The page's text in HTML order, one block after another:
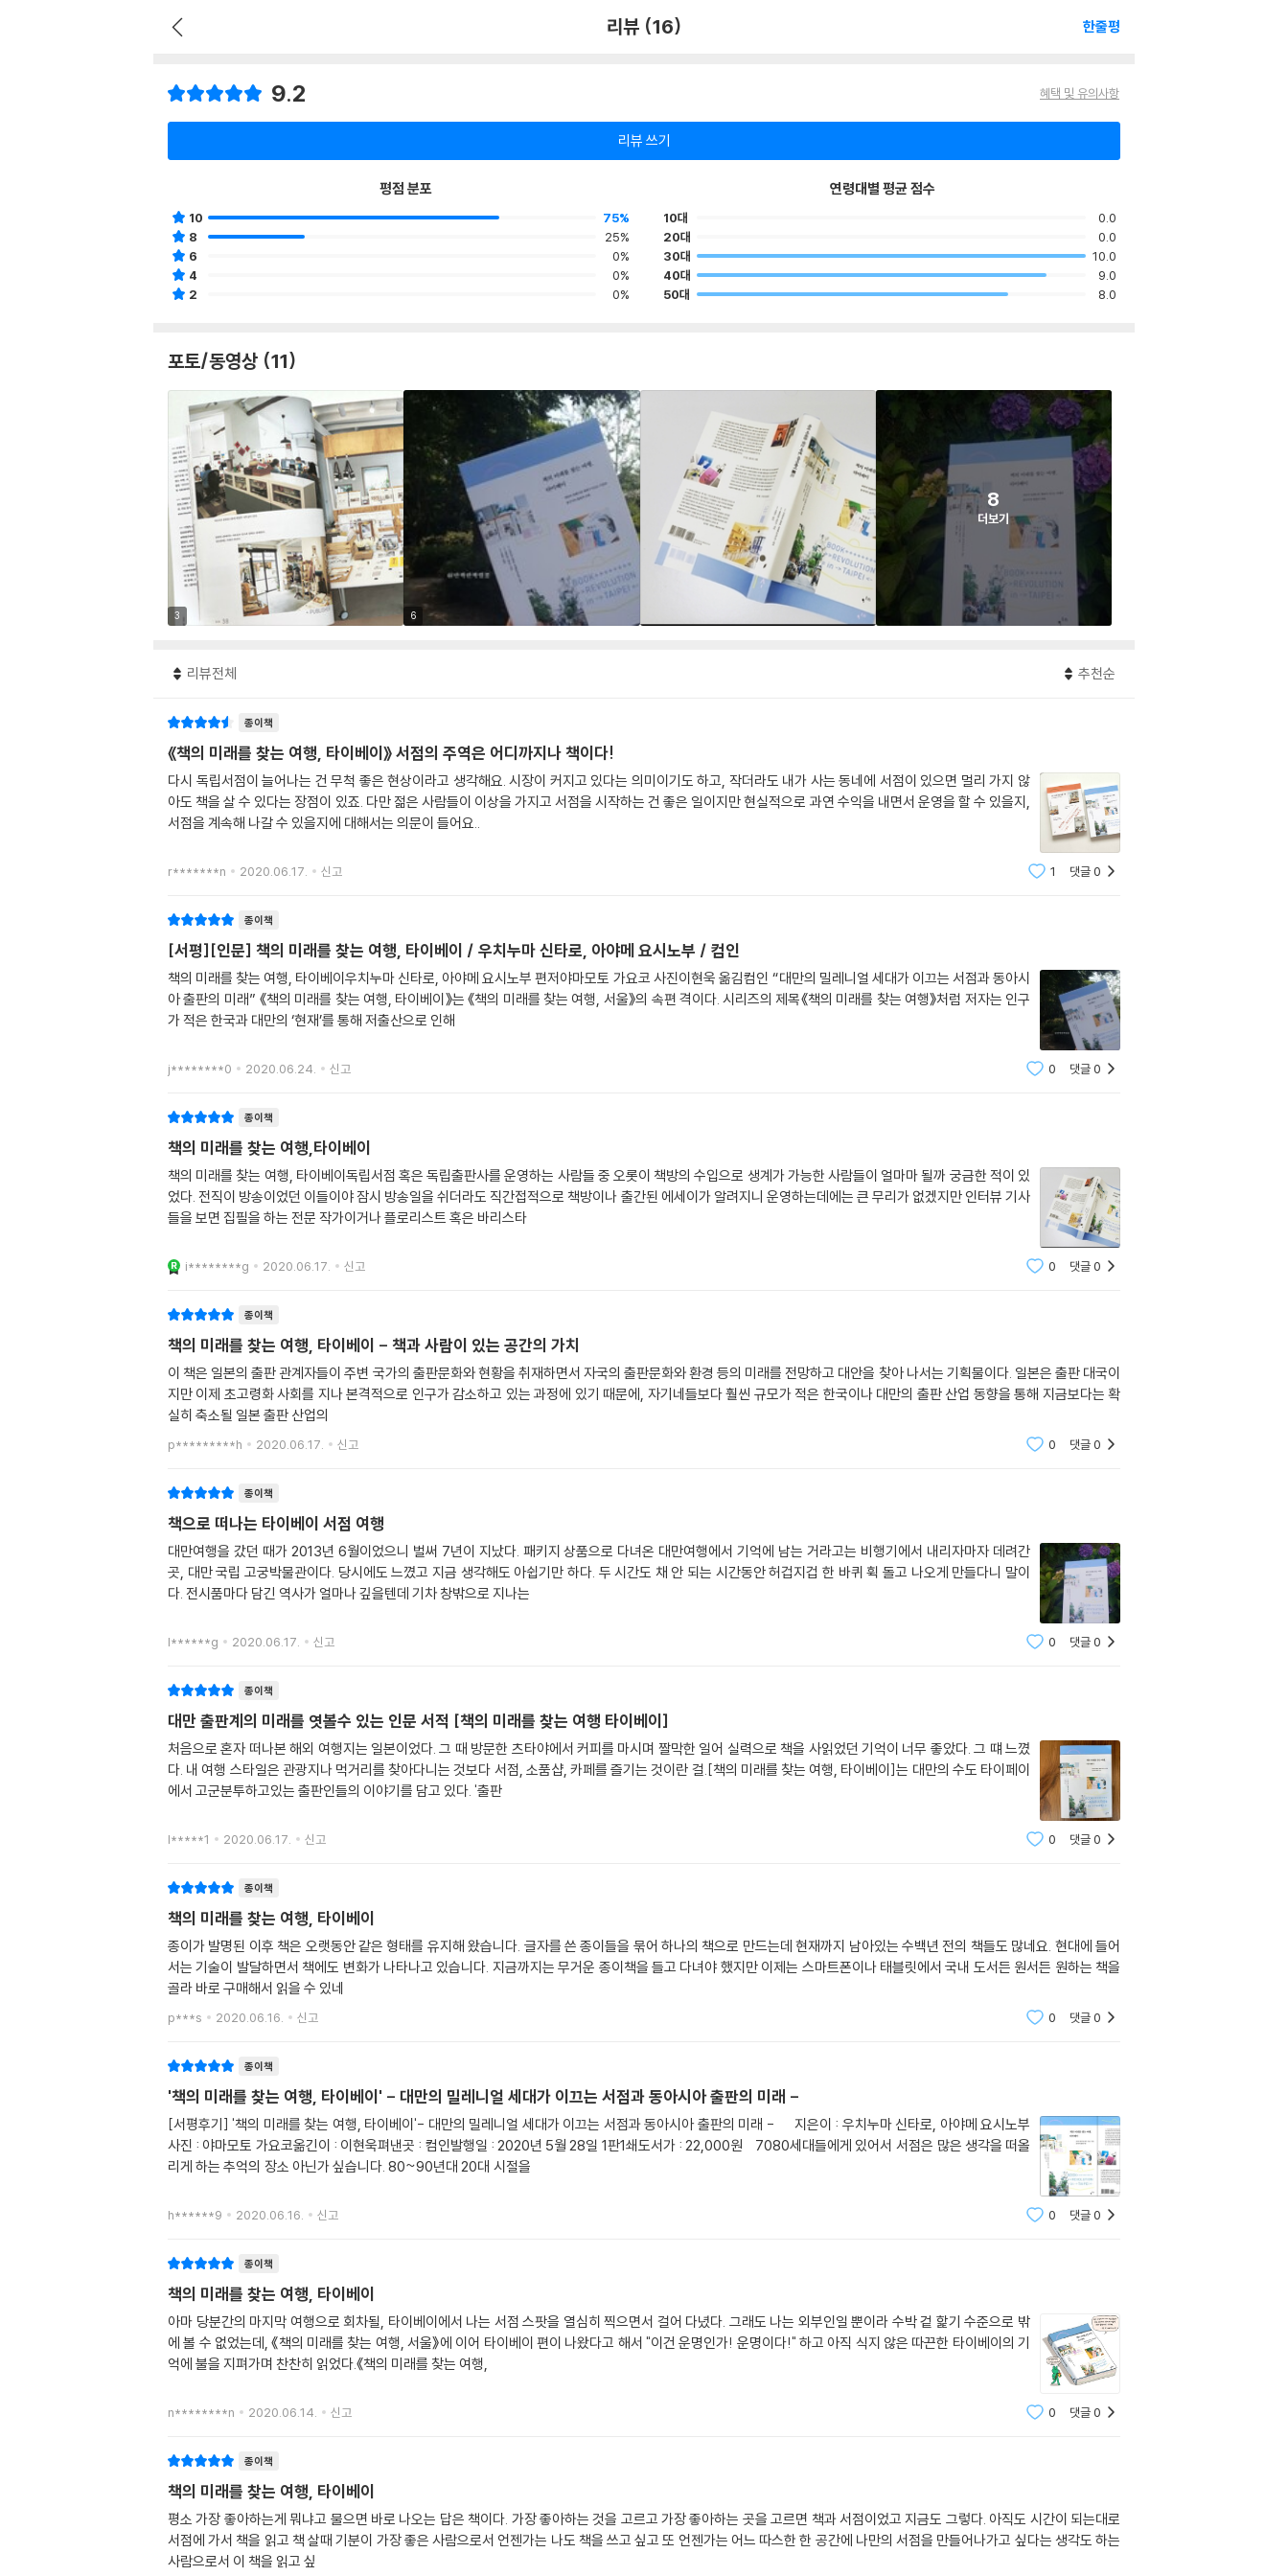
리뷰 (16) 한줄평
9.2 혜택 및 유의사항
리뷰 쓰기
평점 분포
10
75%
8
25%
6
0%
4
0%
2
0%
연령대별 평균 점수
10대
0.0
20대
0.0
30대
10.0
40대
9.0
50대
8.0
포토/동영상 (11)
3 6
8
더보기
리뷰전체 추천순
종이책
《책의 미래를 찾는 여행, 타이베이》 서점의 주역은 어디까지나 책이다!
다시 독립서점이 늘어나는 건 무척 좋은 현상이라고 생각해요. 시장이 커지고 있다는 의미이기도 하고, 작더라도 내가 사는 동네에 서점이 있으면 멀리 가지 않
아도 책을 살 수 있다는 장점이 있죠. 다만 젊은 사람들이 이상을 가지고 서점을 시작하는 건 좋은 일이지만 현실적으로 과연 수익을 내면서 운영을 할 수 있을지,
서점을 계속해 나갈 수 있을지에 대해서는 의문이 들어요..
r*******n 2020.06.17. 신고 1 댓글0
종이책
[서평][인문] 책의 미래를 찾는 여행, 타이베이 / 우치누마 신타로, 아야메 요시노부 / 컴인
책의 미래를 찾는 여행, 타이베이우치누마 신타로, 아야메 요시노부 편저야마모토 가요코 사진이현욱 옮김컴인 “대만의 밀레니얼 세대가 이끄는 서점과 동아시
아 출판의 미래” 《책의 미래를 찾는 여행, 타이베이》는 《책의 미래를 찾는 여행, 서울》의 속편 격이다. 시리즈의 제목《책의 미래를 찾는 여행》처럼 저자는 인구
가 적은 한국과 대만의 ‘현재’를 통해 저출산으로 인해
j********0 2020.06.24. 신고 0 댓글0
종이책
책의 미래를 찾는 여행,타이베이
책의 미래를 찾는 여행, 타이베이독립서점 혹은 독립출판사를 운영하는 사람들 중 오롯이 책방의 수입으로 생계가 가능한 사람들이 얼마마 될까 궁금한 적이 있
었다. 전직이 방송이었던 이들이야 잠시 방송일을 쉬더라도 직간접적으로 책방이나 출간된 에세이가 알려지니 운영하는데에는 큰 무리가 없겠지만 인터뷰 기사
들을 보면 집필을 하는 전문 작가이거나 플로리스트 혹은 바리스타
i********g 2020.06.17. 신고 0 댓글0
종이책
책의 미래를 찾는 여행, 타이베이 - 책과 사람이 있는 공간의 가치
이 책은 일본의 출판 관계자들이 주변 국가의 출판문화와 현황을 취재하면서 자국의 출판문화와 환경 등의 미래를 전망하고 대안을 찾아 나서는 기획물이다. 일본은 출판 대국이
지만 이제 초고령화 사회를 지나 본격적으로 인구가 감소하고 있는 과정에 있기 때문에, 자기네들보다 훨씬 규모가 적은 한국이나 대만의 출판 산업 동향을 통해 지금보다는 확
실히 축소될 일본 출판 산업의
p*********h 2020.06.17. 신고 0 댓글0
종이책
책으로 떠나는 타이베이 서점 여행
대만여행을 갔던 때가 2013년 6월이었으니 벌써 7년이 지났다. 패키지 상품으로 다녀온 대만여행에서 기억에 남는 거라고는 비행기에서 내리자마자 데려간
곳, 대만 국립 고궁박물관이다. 당시에도 느꼈고 지금 생각해도 아쉽기만 하다. 두 시간도 채 안 되는 시간동안 허겁지겁 한 바퀴 휙 돌고 나오게 만들다니 말이
다. 전시품마다 담긴 역사가 얼마나 깊을텐데 기차 창밖으로 지나는
l******g 2020.06.17. 신고 0 댓글0
종이책
대만 출판계의 미래를 엿볼수 있는 인문 서적 [책의 미래를 찾는 여행 타이베이]
처음으로 혼자 떠나본 해외 여행지는 일본이었다. 그 때 방문한 츠타야에서 커피를 마시며 짤막한 일어 실력으로 책을 사읽었던 기억이 너무 좋았다. 그 떄 느꼈
다. 내 여행 스타일은 관광지나 먹거리를 찾아다니는 것보다 서점, 소품샵, 카페를 즐기는 것이란 걸.[책의 미래를 찾는 여행, 타이베이]는 대만의 수도 타이페이
에서 고군분투하고있는 출판인들의 이야기를 담고 있다. '출판
l*****1 2020.06.17. 신고 0 댓글0
종이책
책의 미래를 찾는 여행, 타이베이
종이가 발명된 이후 책은 오랫동안 같은 형태를 유지해 왔습니다. 글자를 쓴 종이들을 묶어 하나의 책으로 만드는데 현재까지 남아있는 수백년 전의 책들도 많네요. 현대에 들어
서는 기술이 발달하면서 책에도 변화가 나타나고 있습니다. 지금까지는 무거운 종이책을 들고 다녀야 했지만 이제는 스마트폰이나 태블릿에서 국내 도서든 원서든 원하는 책을
골라 바로 구매해서 읽을 수 있네
p***s 2020.06.16. 신고 0 댓글0
종이책
'책의 미래를 찾는 여행, 타이베이' - 대만의 밀레니얼 세대가 이끄는 서점과 동아시아 출판의 미래 -
[서평후기] '책의 미래를 찾는 여행, 타이베이'- 대만의 밀레니얼 세대가 이끄는 서점과 동아시아 출판의 미래 - 지은이 : 우치누마 신타로, 아야메 요시노부
사진 : 야마모토 가요코옮긴이 : 이현욱펴낸곳 : 컴인발행일 : 2020년 5월 28일 1판1쇄도서가 : 22,000원 7080세대들에게 있어서 서점은 많은 생각을 떠올
리게 하는 추억의 장소 아닌가 싶습니다. 80~90년대 20대 시절을
h******9 2020.06.16. 신고 0 댓글0
종이책
책의 미래를 찾는 여행, 타이베이
아마 당분간의 마지막 여행으로 회차될, 타이베이에서 나는 서점 스팟을 열심히 찍으면서 걸어 다녔다. 그래도 나는 외부인일 뿐이라 수박 겉 핥기 수준으로 밖
에 볼 수 없었는데, 《책의 미래를 찾는 여행, 서울》에 이어 타이베이 편이 나왔다고 해서 "이건 운명인가! 운명이다!" 하고 아직 식지 않은 따끈한 타이베이의 기
억에 불을 지펴가며 찬찬히 읽었다.《책의 미래를 찾는 여행,
n********n 2020.06.14. 신고 0 댓글0
종이책
책의 미래를 찾는 여행, 타이베이
평소 가장 좋아하는게 뭐냐고 물으면 바로 나오는 답은 책이다. 가장 좋아하는 것을 고르고 가장 좋아하는 곳을 고르면 책과 서점이었고 지금도 그렇다. 아직도 시간이 되는대로
서점에 가서 책을 읽고 책 살때 기분이 가장 좋은 사람으로서 언젠가는 나도 책을 쓰고 싶고 또 언젠가는 어느 따스한 한 공간에 나만의 서점을 만들어나가고 싶다는 생각도 하는
사람으로서 이 책을 읽고 싶